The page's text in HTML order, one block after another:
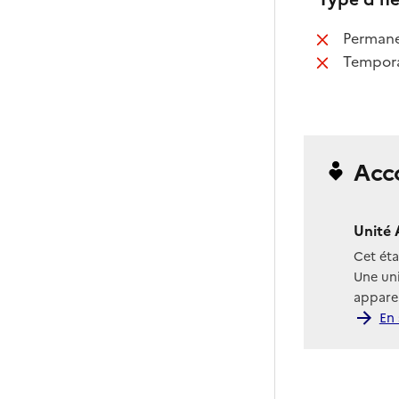
:
Unité
Cet
Une